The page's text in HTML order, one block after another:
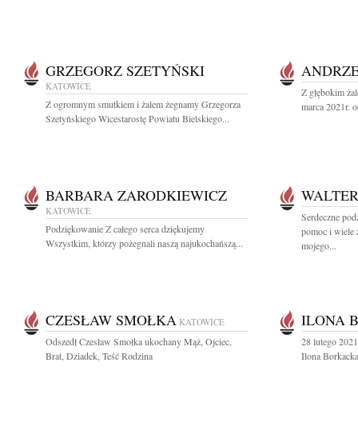
GRZEGORZ SZETYŃSKI
KATOWICE
Z ogromnym smutkiem i żalem żegnamy Grzegorza
Szetyńskiego Wicestarostę Powiatu Bielskiego...
Z głębokim
marca 2021r.
BARBARA ZARODKIEWICZ
KATOWICE
Podziękowanie Z całego serca dziękujemy
Wszystkim, którzy pożegnali naszą najukochańszą...
Serdeczne
pomoc i wiele
mojego...
CZESŁAW SMOŁKA KATOWICE
Odszedł Czesław Smołka ukochany Mąż, Ojciec,
Brat, Dziadek, Teść Rodzina
ILONA
28 lutego
Ilona